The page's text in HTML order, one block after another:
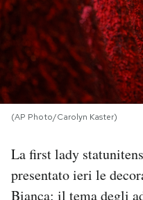
NEWSLETTER
I MIEI PREFERITI
CALENDARIO
(AP Photo/Carolyn Kaster)
La first lady
presentato ieri le
Bianca: il tema degli